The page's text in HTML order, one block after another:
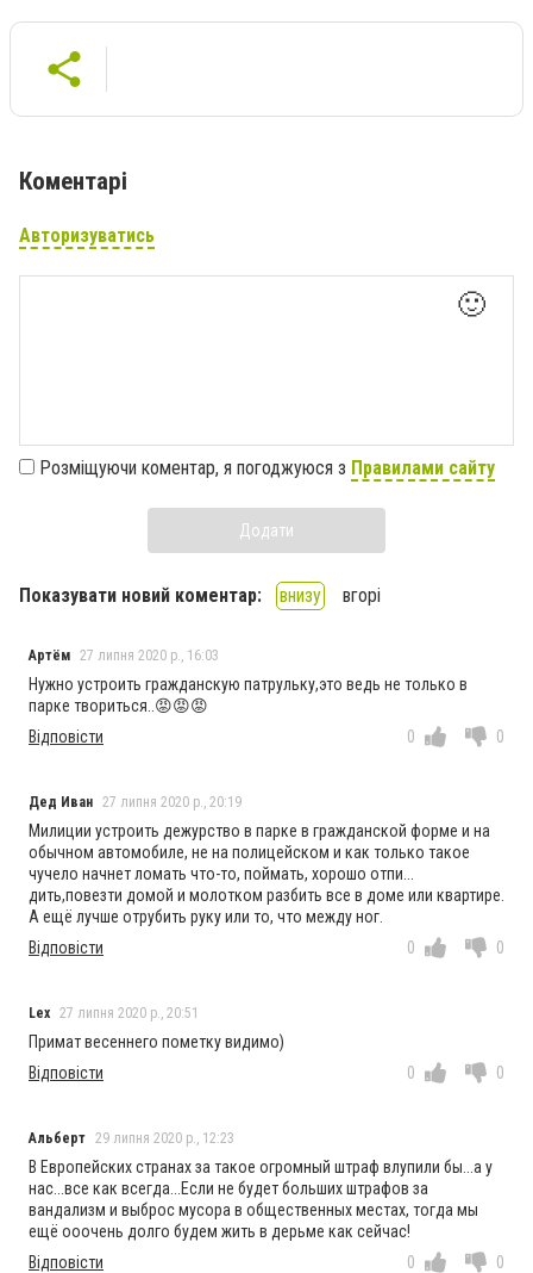
Коментарі
Авторизуватись
🙂
Розміщуючи коментар, я погоджуюся з Правилами сайту
Додати
Показувати новий коментар: внизу вгорі
Артём 27 липня 2020 р., 16:03
Нужно устроить гражданскую патрульку,это ведь не только в
парке твориться..😡😡😡
Відповісти
0 0
Дед Иван 27 липня 2020 р., 20:19
Милиции устроить дежурство в парке в гражданской форме и на
обычном автомобиле, не на полицейском и как только такое
чучело начнет ломать что-то, поймать, хорошо отпи...
дить,повезти домой и молотком разбить все в доме или квартире.
А ещё лучше отрубить руку или то, что между ног.
Відповісти
0 0
Lex 27 липня 2020 р., 20:51
Примат весеннего пометку видимо)
Відповісти
0 0
Альберт 29 липня 2020 р., 12:23
В Европейских странах за такое огромный штраф влупили бы...а у
нас...все как всегда...Если не будет больших штрафов за
вандализм и выброс мусора в общественных местах, тогда мы
ещё ооочень долго будем жить в дерьме как сейчас!
Відповісти
0 0